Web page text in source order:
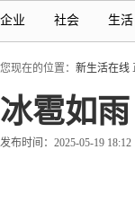
企业 社会 生活
您现在的位置： 新生活在线
冰雹如
发布时间：2025-05-19 18:12